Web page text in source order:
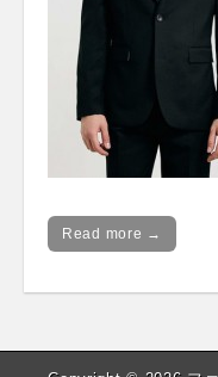
Read more →